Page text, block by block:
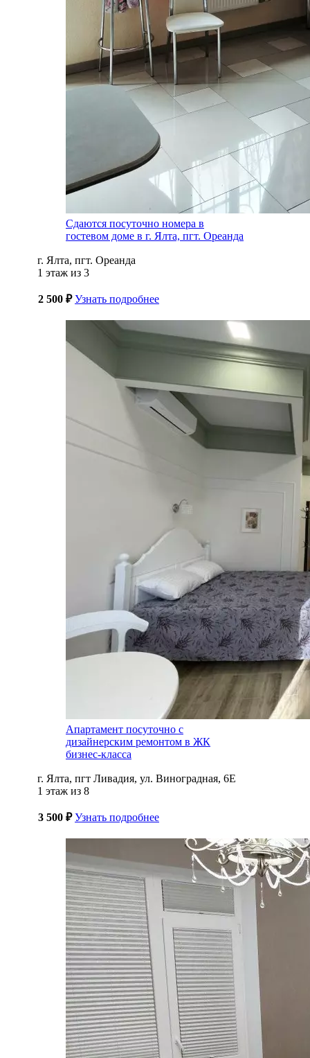
Сдаются посуточно номера в
гостевом доме в г. Ялта, пгт. Ореанда
г. Ялта, пгт. Ореанда
1 этаж из 3
2 500 ₽ Узнать подробнее
Апартамент посуточно с
дизайнерским ремонтом в ЖК
бизнес-класса
г. Ялта, пгт Ливадия, ул. Виноградная, 6Е
1 этаж из 8
3 500 ₽ Узнать подробнее